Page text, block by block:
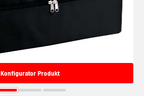
Konfigurator Produkt